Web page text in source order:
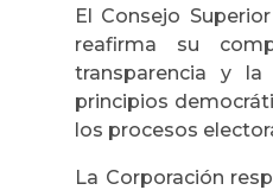
El Consejo
reafirma su
transparencia y
principios
los procesos
La Corporación